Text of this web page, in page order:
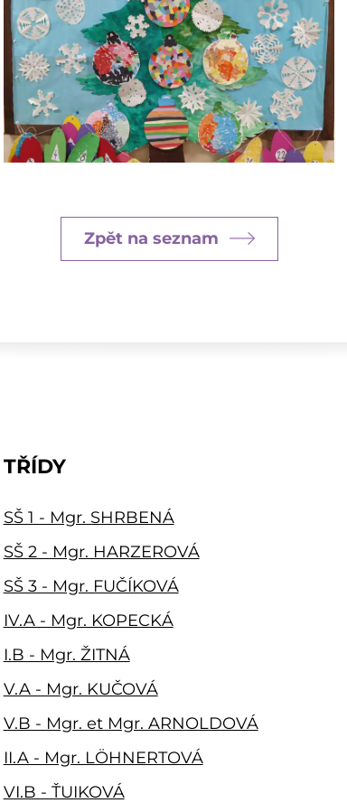
Zpět na seznam
TŘÍDY
SŠ 1 - Mgr. SHRBENÁ
SŠ 2 - Mgr. HARZEROVÁ
SŠ 3 - Mgr. FUČÍKOVÁ
IV.A - Mgr. KOPECKÁ
I.B - Mgr. ŽITNÁ
V.A - Mgr. KUČOVÁ
V.B - Mgr. et Mgr. ARNOLDOVÁ
II.A - Mgr. LÖHNERTOVÁ
VI.B - ŤUIKOVÁ